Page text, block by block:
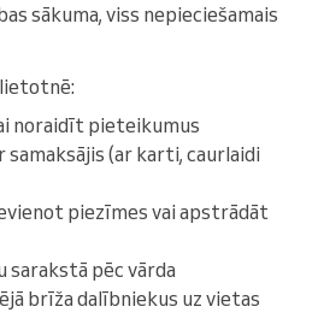
sākuma, viss nepieciešamais
noraidīt pieteikumus
samaksājis (ar karti, caurlaidi
piezīmes vai apstrādāt
pēc vārda
brīža dalībniekus uz vietas